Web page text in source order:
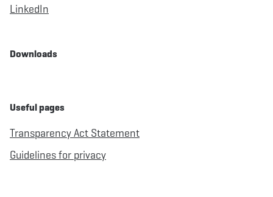
LinkedIn
Downloads
Useful pages
Transparency Act Statement
Guidelines for privacy